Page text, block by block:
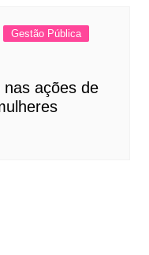
Gestão Pública
nas ações de